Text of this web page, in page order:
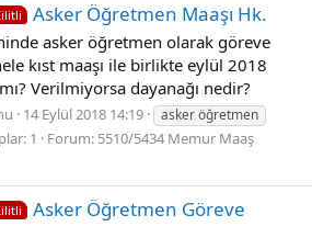
Asker Öğretmen Maaşı Hk.
asker öğretmen olarak göreve
kıst maaşı ile birlikte eylül 2018
Verilmiyorsa dayanağı nedir?
14 Eylül 2018 14:19
asker öğretmen
1 Forum: 5510/5434 Memur Maaş
Asker Öğretmen Göreve